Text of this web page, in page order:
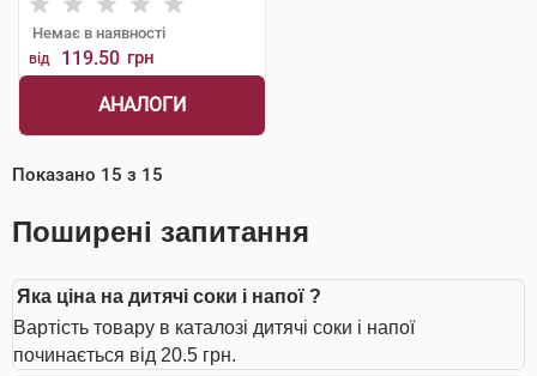
Немає в наявності
від 119.50 грн
АНАЛОГИ
Показано 15 з 15
Поширені запитання
Яка ціна на дитячі соки і напої ?
Вартість товару в каталозі дитячі соки і напої
починається від 20.5 грн.